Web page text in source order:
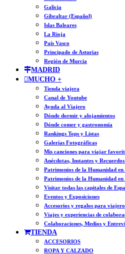
Galicia
Gibraltar (Español)
Islas Baleares
La Rioja
País Vasco
Principado de Asturias
Región de Murcia
MADRID
MUCHO +
Tienda viajera
Canal de Youtube
Ayuda al Viajero
Dónde dormir y alojamientos
Dónde comer y gastronomía
Rankings Tops y Listas
Galerías Fotográficas
Mis canciones para viajar
Anécdotas, Instantes y
Patrimonios de la Humanidad en
Patrimonios de la Humanidad en
Visitar todas las capitales de
Eventos y Exposiciones
Accesorios y regalos para
Viajes y experiencias de
Colaboraciones, Medios y
TIENDA
ACCESORIOS
ROPA Y CALZADO